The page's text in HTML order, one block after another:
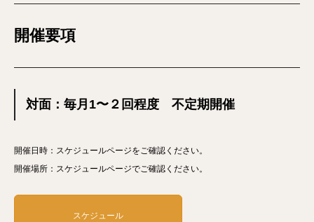
開催要項
対面：毎月1〜２回程度 不定期開催
開催日時：スケジュールページをご確認ください。
開催場所：スケジュールページでご確認ください。
スケジュール